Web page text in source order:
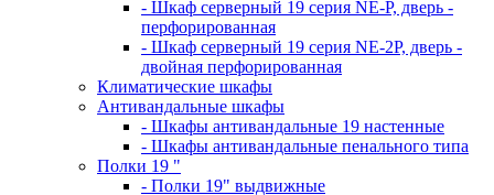
- Шкаф серверный 19 серия NE-P, дверь -
перфорированная
- Шкаф серверный 19 серия NE-2P, дверь -
двойная перфорированная
Климатические шкафы
Антивандальные шкафы
- Шкафы антивандальные 19 настенные
- Шкафы антивандальные пенального типа
Полки 19 "
- Полки 19" выдвижные